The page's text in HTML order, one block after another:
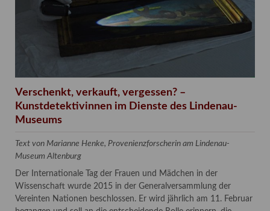
Verschenkt, verkauft, vergessen? –
Kunstdetektivinnen im Dienste des Lindenau-
Museums
Text von Marianne Henke, Provenienzforscherin am Lindenau-
Museum Altenburg
Der Internationale Tag der Frauen und Mädchen in der
Wissenschaft wurde 2015 in der Generalversammlung der
Vereinten Nationen beschlossen. Er wird jährlich am 11. Februar